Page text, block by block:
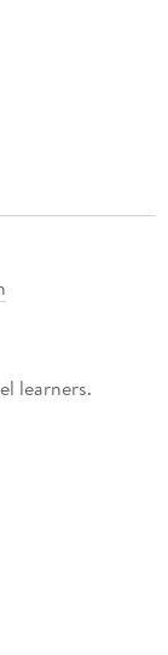
learners.